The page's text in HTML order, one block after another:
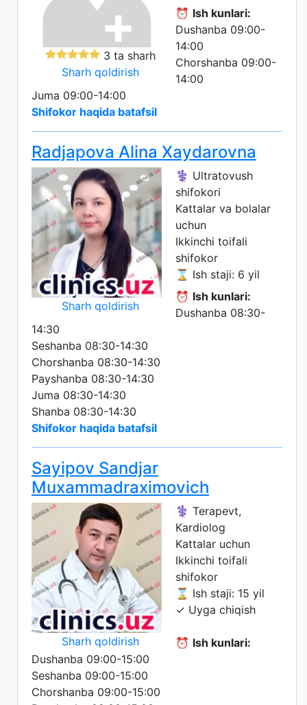
3 ta sharh
Sharh qoldirish
⏰ Ish kunlari:
Dushanba 09:00-
14:00
Chorshanba 09:00-
14:00
Juma 09:00-14:00
Shifokor haqida batafsil
Radjapova Alina Xaydarovna
Sharh qoldirish
⚕️ Ultratovush
shifokori
Kattalar va bolalar
uchun
Ikkinchi toifali
shifokor
⌛ Ish staji: 6 yil
⏰ Ish kunlari:
Dushanba 08:30-
14:30
Seshanba 08:30-14:30
Chorshanba 08:30-14:30
Payshanba 08:30-14:30
Juma 08:30-14:30
Shanba 08:30-14:30
Shifokor haqida batafsil
Sayipov Sandjar
Muxammadraximovich
Sharh qoldirish
⚕️ Terapevt,
Kardiolog
Kattalar uchun
Ikkinchi toifali
shifokor
⌛ Ish staji: 15 yil
✓ Uyga chiqish
⏰ Ish kunlari:
Dushanba 09:00-15:00
Seshanba 09:00-15:00
Chorshanba 09:00-15:00